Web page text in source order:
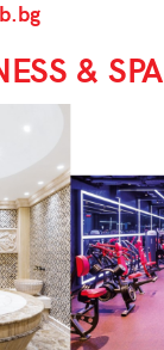
& SPA